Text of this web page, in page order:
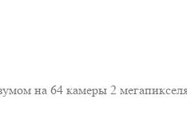
на 64 камеры 2